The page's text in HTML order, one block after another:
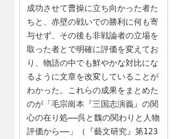
成功させて曹操に立ち向かった者た
ちと、赤壁の戦いでの勝利に何も寄
与せず、その後も非戦論者の立場を
取った者とで明確に評価を変えてお
り、物語の中でも鮮やかな対比にな
るように文章を改変していることが
わかった。これらの成果をまとめた
のが「毛宗崗本『三国志演義』の関
心の在り処——呉と魏の関わりと人物
評価から——」（『藝文研究』第123